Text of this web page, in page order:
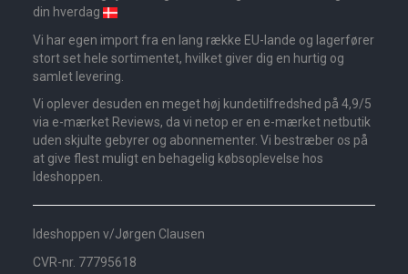
din hverdag
Vi har egen import fra en lang række EU-lande og lagerfører
stort set hele sortimentet, hvilket giver dig en hurtig og
samlet levering.
Vi oplever desuden en meget høj kundetilfredshed på 4,9/5
via e-mærket Reviews, da vi netop er en e-mærket netbutik
uden skjulte gebyrer og abonnementer. Vi bestræber os på
at give flest muligt en behagelig købsoplevelse hos
Ideshoppen.
Ideshoppen v/Jørgen Clausen
CVR-nr. 77795618